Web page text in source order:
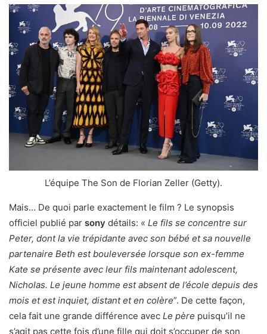
L’équipe The Son de Florian Zeller (Getty).
Mais… De quoi parle exactement le film ? Le synopsis
officiel publié par sony détails: « Le fils se concentre sur
Peter, dont la vie trépidante avec son bébé et sa nouvelle
partenaire Beth est bouleversée lorsque son ex-femme
Kate se présente avec leur fils maintenant adolescent,
Nicholas. Le jeune homme est absent de l’école depuis des
mois et est inquiet, distant et en colère”. De cette façon,
cela fait une grande différence avec Le père puisqu’il ne
s’agit pas cette fois d’une fille qui doit s’occuper de son